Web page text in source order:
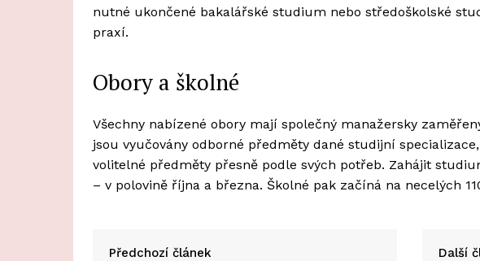
nutné ukončené bakalářské studium nebo středoškolské
praxí.
Obory a školné
Všechny nabízené obory mají společný manažersky
jsou vyučovány odborné předměty dané studijní
volitelné předměty přesně podle svých potřeb. Zahájit
– v polovině října a března. Školné pak začíná na necelých
Předchozí článek Další